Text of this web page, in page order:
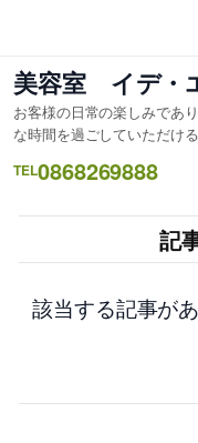
を
ス
キ
ッ
プ
美容室 イデ・
お客様の日常の楽しみであ
な時間を過ごしていただける
TEL0868269888
記
該当する記事があ